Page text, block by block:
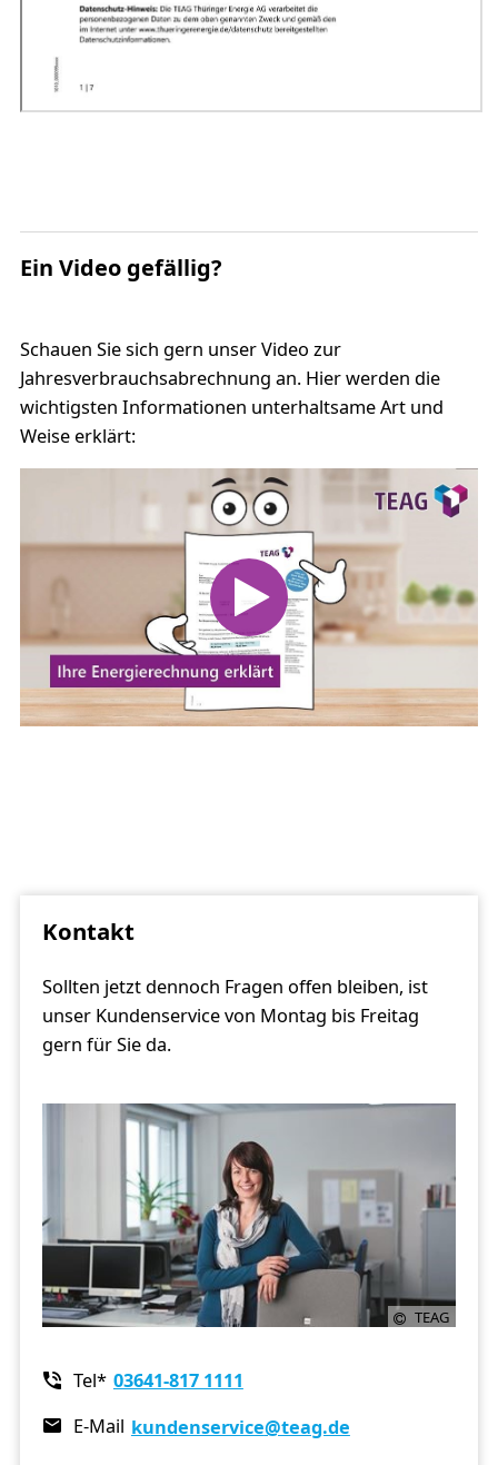
Ein Video gefällig?
Schauen Sie sich gern unser Video zur
Jahresverbrauchsabrechnung an. Hier werden die
wichtigsten Informationen unterhaltsame Art und
Weise erklärt:
Kontakt
Sollten jetzt dennoch Fragen offen bleiben, ist
unser Kundenservice von Montag bis Freitag
gern für Sie da.
TEAG
Tel
03641-817 1111
E-Mail kundenservice@teag.de